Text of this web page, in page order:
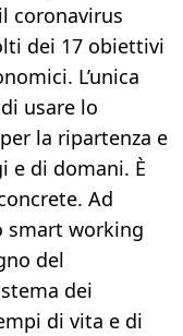
coronavirus
dei 17 obiettivi
L’unica
usare lo
la ripartenza e
e di domani. È
Ad
smart working
del
dei
di vita e di